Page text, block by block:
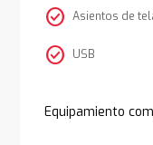
check_circle Asientos de
check_circle USB
Equipamiento